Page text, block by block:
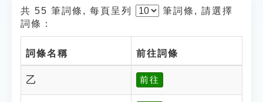
共 55 筆詞條, 每頁呈列 筆詞條, 請選擇
詞條：
詞條名稱 前往詞條
乙 前往